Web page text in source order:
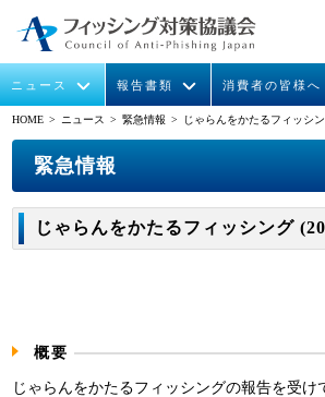
ニュース
イベント
報告書類
月次報告書
消費者の皆様へ
フィッシングの報告
マンガでわかるフィッシング詐欺
STOP. THINK.
運営委員紹介
WG活動
HOME > ニュース >緊急情報 > じゃらんをかたるフィッシン
緊急情報
じゃらんをかたるフィッシング
概要
じゃらんをかたるフィッシングの報告を受け